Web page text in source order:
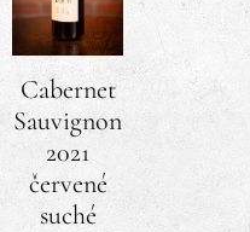
Cabernet
Sauvignon
2021
červené
suché